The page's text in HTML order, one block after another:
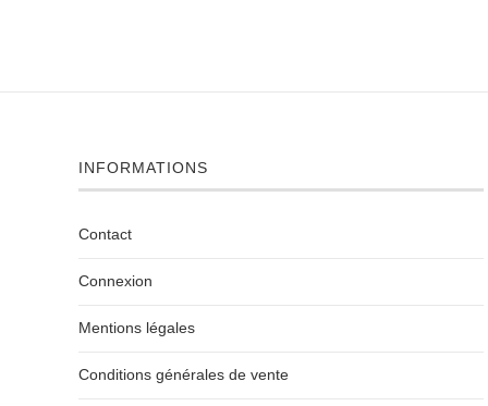
INFORMATIONS
Contact
Connexion
Mentions légales
Conditions générales de vente